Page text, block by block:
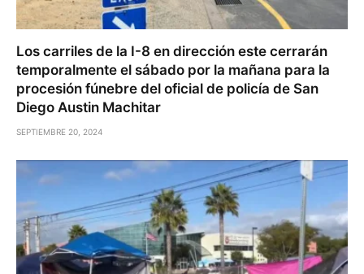
Los carriles de la I-8 en dirección este cerrarán
temporalmente el sábado por la mañana para la
procesión fúnebre del oficial de policía de San
Diego Austin Machitar
SEPTIEMBRE 20, 2024